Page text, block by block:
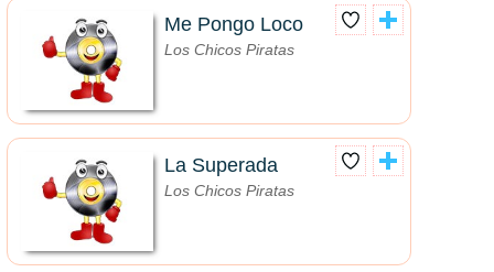
Me Pongo Loco
Los Chicos Piratas
La Superada
Los Chicos Piratas